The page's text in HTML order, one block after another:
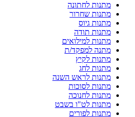
מתנות לחתונה
מתנות שחרור
מתנות גיוס
מתנות תודה
מתנות למילואים
מתנה למפקד/ת
מתנות לקיץ
מתנות לחג
מתנות לראש השנה
מתנות לסוכות
מתנות לחנוכה
מתנות לט"ו בשבט
מתנות לפורים